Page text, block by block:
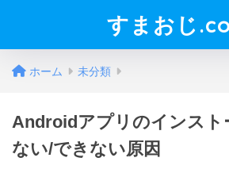
すまおじ
ホーム 未分類
Androidアプリのインスト
ない/できない原因